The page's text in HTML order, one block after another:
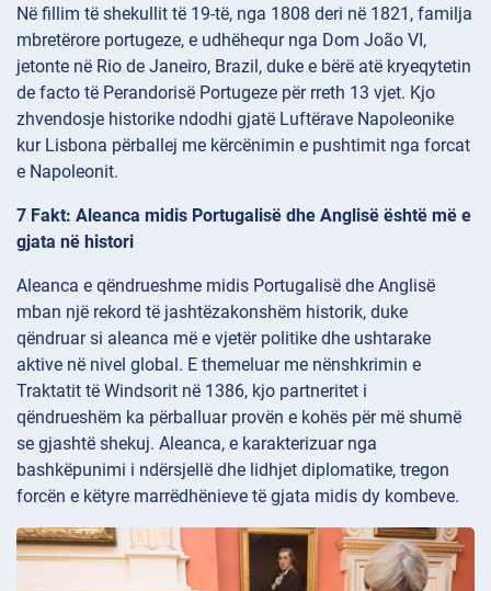
Në fillim të shekullit të 19-të, nga 1808 deri në 1821, familja
mbretërore portugeze, e udhëhequr nga Dom João VI,
jetonte në Rio de Janeiro, Brazil, duke e bërë atë kryeqytetin
de facto të Perandorisë Portugeze për rreth 13 vjet. Kjo
zhvendosje historike ndodhi gjatë Luftërave Napoleonike
kur Lisbona përballej me kërcënimin e pushtimit nga forcat
e Napoleonit.
7 Fakt: Aleanca midis Portugalisë dhe Anglisë është më e
gjata në histori
Aleanca e qëndrueshme midis Portugalisë dhe Anglisë
mban një rekord të jashtëzakonshëm historik, duke
qëndruar si aleanca më e vjetër politike dhe ushtarake
aktive në nivel global. E themeluar me nënshkrimin e
Traktatit të Windsorit në 1386, kjo partneritet i
qëndrueshëm ka përballuar provën e kohës për më shumë
se gjashtë shekuj. Aleanca, e karakterizuar nga
bashkëpunimi i ndërsjellë dhe lidhjet diplomatike, tregon
forcën e këtyre marrëdhënieve të gjata midis dy kombeve.